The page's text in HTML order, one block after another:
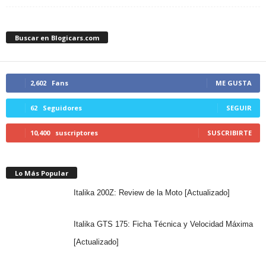
Buscar en Blogicars.com
2,602 Fans ME GUSTA
62 Seguidores SEGUIR
10,400 suscriptores SUSCRIBIRTE
Lo Más Popular
Italika 200Z: Review de la Moto [Actualizado]
Italika GTS 175: Ficha Técnica y Velocidad Máxima
[Actualizado]